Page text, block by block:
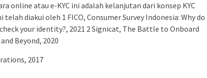
online atau e-KYC ini adalah kelanjutan dari konsep KYC
diakui oleh 1 FICO, Consumer Survey Indonesia: Why do
your identity?, 2021 2 Signicat, The Battle to Onboard
Beyond, 2020
2017